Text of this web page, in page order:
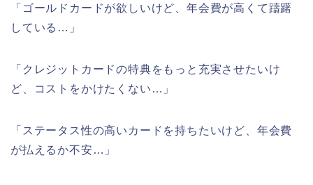
「ゴールドカードが欲しいけど、年会費が高くて躊躇
している…」
「クレジットカードの特典をもっと充実させたいけ
ど、コストをかけたくない…」
「ステータス性の高いカードを持ちたいけど、年会費
が払えるか不安…」